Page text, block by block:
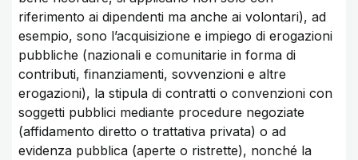
riferimento ai dipendenti ma anche ai volontari), ad
esempio, sono l’acquisizione e impiego di erogazioni
pubbliche (nazionali e comunitarie in forma di
contributi, finanziamenti, sovvenzioni e altre
erogazioni), la stipula di contratti o convenzioni con
soggetti pubblici mediante procedure negoziate
(affidamento diretto o trattativa privata) o ad
evidenza pubblica (aperte o ristrette), nonché la